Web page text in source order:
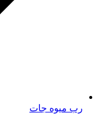
رب میوه جات